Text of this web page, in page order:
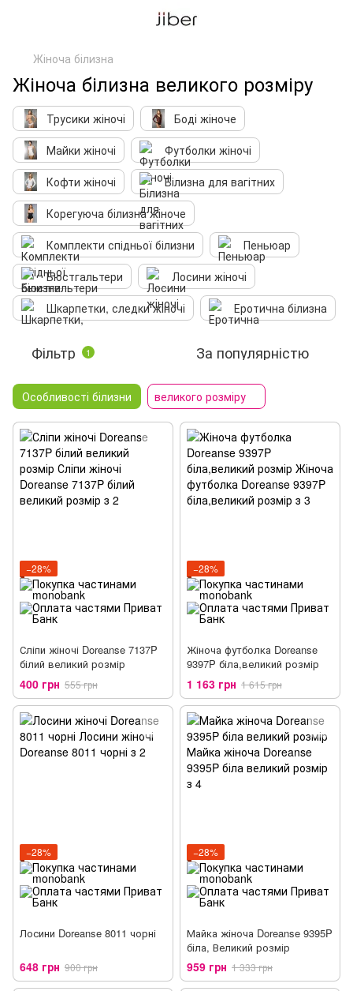
Жіноча білизна
Жіноча білизна великого розміру
Трусики жіночі
Боді жіноче
Майки жіночі
Футболки жіночі
Кофти жіночі
Білизна для вагітних
Корегуюча білизна жіноче
Комплекти спідньої білизни
Пеньюар
Бюстгальтери
Лосини жіночі
Шкарпетки, следки жіночі
Еротична білизна
Фільтр 1 За популярністю
Особливості білизни великого розміру
−28%
Сліпи жіночі Doreanse 7137P
білий великий розмір
400 грн 555 грн
−28%
Жіноча футболка Doreanse
9397P біла,великий розмір
1 163 грн 1 615 грн
−28%
Лосини Doreanse 8011 чорні
648 грн 900 грн
−28%
Майка жіноча Doreanse 9395P
біла, Великий розмір
959 грн 1 333 грн